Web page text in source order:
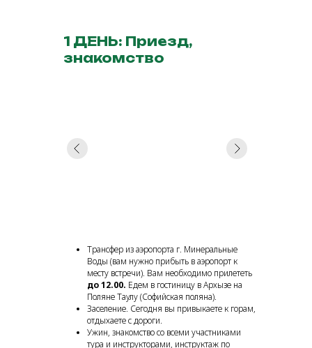
Трансфер из аэропорта г. Минеральные
Воды (вам нужно прибыть в аэропорт к
месту встречи). Вам необходимо прилететь
до 12.00. Едем в гостиницу в Архызе на
Поляне Таулу (Софийская поляна).
Заселение. Сегодня вы привыкаете к горам,
отдыхаете с дороги.
Ужин, знакомство со всеми участниками
тура и инструкторами, инструктаж по
1 ДЕНЬ: Приезд,
знакомство